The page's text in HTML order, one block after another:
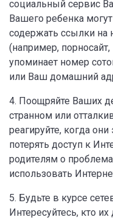
социальный сервис
Вашего ребенка
содержать ссылки на
(например,
упоминает номер
или Ваш домашний
4. Поощряйте Ваших
странном или
реагируйте, когда
потерять доступ к
родителям о
использовать
5. Будьте в курсе
Интересуйтесь, кто